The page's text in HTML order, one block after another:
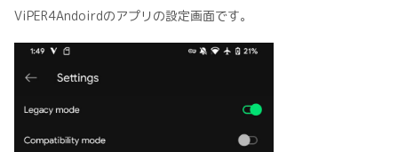
ViPER4Andoirdのアプリの設定画面です。